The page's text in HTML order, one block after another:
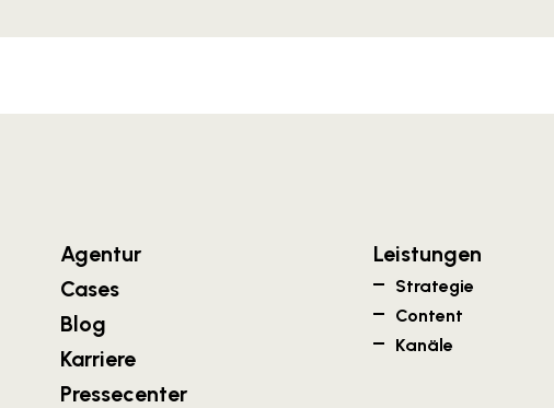
Agentur
Cases
Blog
Karriere
Pressecenter
Leistungen
Strategie
Content
Kanäle